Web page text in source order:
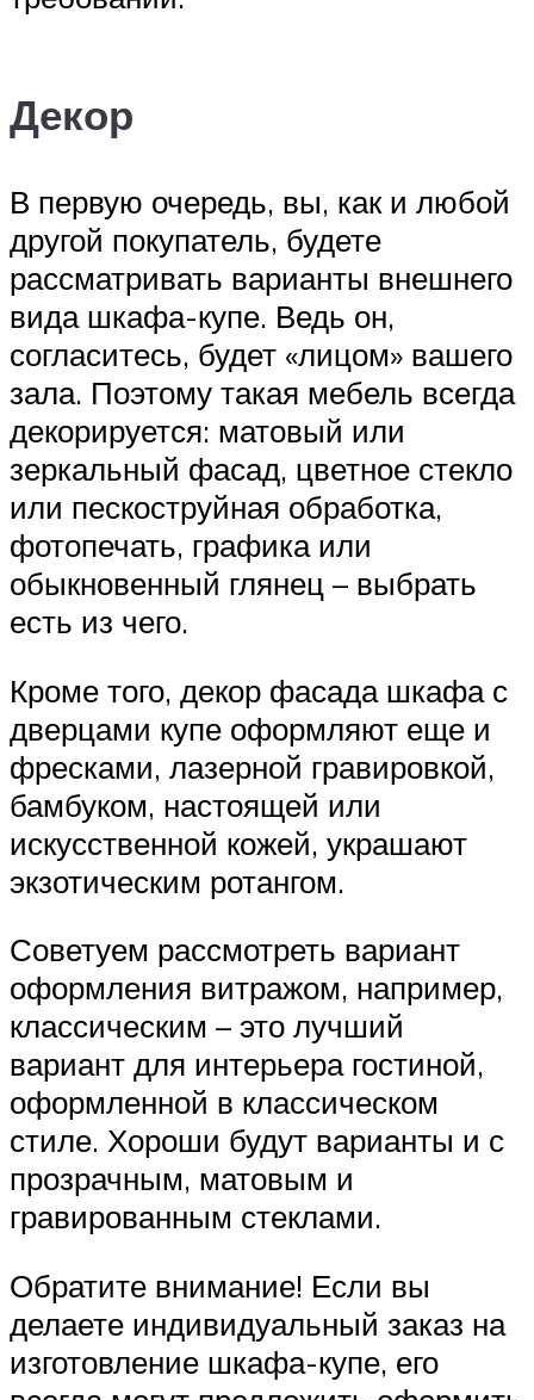
Декор
В первую очередь, вы, как и любой
другой покупатель, будете
рассматривать варианты внешнего
вида шкафа-купе. Ведь он,
согласитесь, будет «лицом» вашего
зала. Поэтому такая мебель всегда
декорируется: матовый или
зеркальный фасад, цветное стекло
или пескоструйная обработка,
фотопечать, графика или
обыкновенный глянец – выбрать
есть из чего.
Кроме того, декор фасада шкафа с
дверцами купе оформляют еще и
фресками, лазерной гравировкой,
бамбуком, настоящей или
искусственной кожей, украшают
экзотическим ротангом.
Советуем рассмотреть вариант
оформления витражом, например,
классическим – это лучший
вариант для интерьера гостиной,
оформленной в классическом
стиле. Хороши будут варианты и с
прозрачным, матовым и
гравированным стеклами.
Обратите внимание! Если вы
делаете индивидуальный заказ на
изготовление шкафа-купе, его